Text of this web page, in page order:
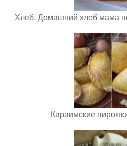
Хлеб. Домашний хлеб мама
Караимские